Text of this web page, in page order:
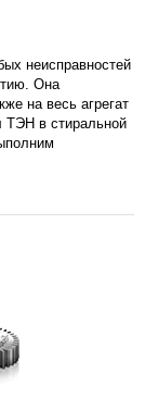
неисправностей
Она
на весь агрегат
ТЭН в стиральной